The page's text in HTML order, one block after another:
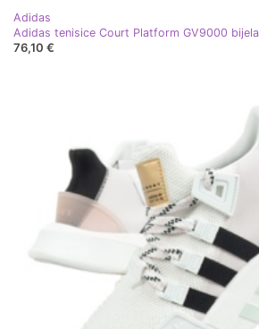
Adidas
Adidas tenisice Court Platform GV9000 bijela
76,10 €